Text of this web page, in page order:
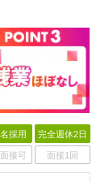
採用 完全週休2日
接可 面接1回